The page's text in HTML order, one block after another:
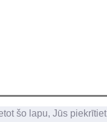
šo lapu, Jūs piekrītiet